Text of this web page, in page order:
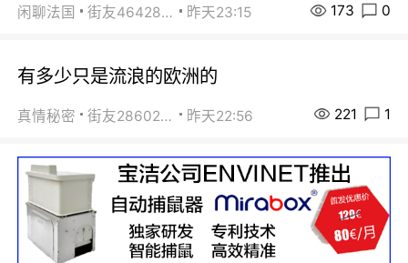
闲聊法国 街友46428878 昨天23:15 173 0
有多少只是流浪的欧洲的
真情秘密 街友28602925 昨天22:56 221 1